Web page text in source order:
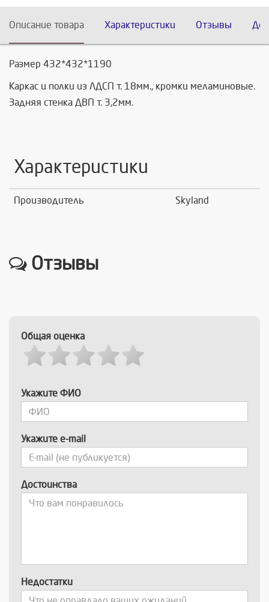
Описание товара Характеристики Отзывы
Размер 432*432*1190
Каркас и полки из ЛДСП т. 18мм., кромки меламиновые.
Задняя стенка ДВП т. 3,2мм.
Характеристики
Производитель Skyland
Отзывы
Общая оценка
Укажите ФИО
Укажите e-mail
Достоинства
Недостатки